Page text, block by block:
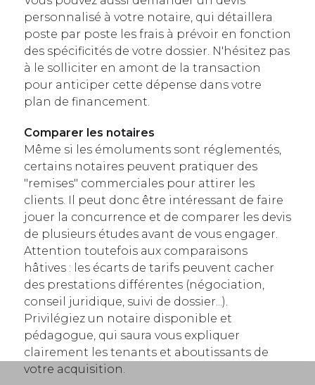
personnalisé à votre notaire, qui détaillera
poste par poste les frais à prévoir en fonction
des spécificités de votre dossier. N'hésitez pas
à le solliciter en amont de la transaction
pour anticiper cette dépense dans votre
plan de financement.
Comparer les notaires
Même si les émoluments sont réglementés,
certains notaires peuvent pratiquer des
"remises" commerciales pour attirer les
clients. Il peut donc être intéressant de faire
jouer la concurrence et de comparer les devis
de plusieurs études avant de vous engager.
Attention toutefois aux comparaisons
hâtives : les écarts de tarifs peuvent cacher
des prestations différentes (négociation,
conseil juridique, suivi de dossier...).
Privilégiez un notaire disponible et
pédagogue, qui saura vous expliquer
clairement les tenants et aboutissants de
votre acquisition.